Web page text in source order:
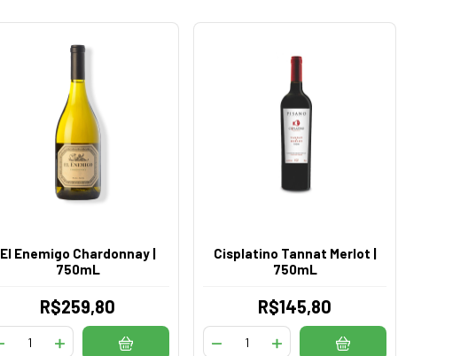
El Enemigo Chardonnay |
750mL
R$259,80
Cisplatino Tannat Merlot |
750mL
R$145,80